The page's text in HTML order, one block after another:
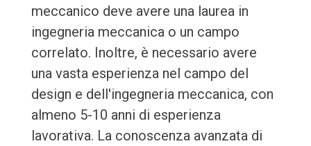
meccanico deve avere una laurea in
ingegneria meccanica o un campo
correlato. Inoltre, è necessario avere
una vasta esperienza nel campo del
design e dell'ingegneria meccanica, con
almeno 5-10 anni di esperienza
lavorativa. La conoscenza avanzata di